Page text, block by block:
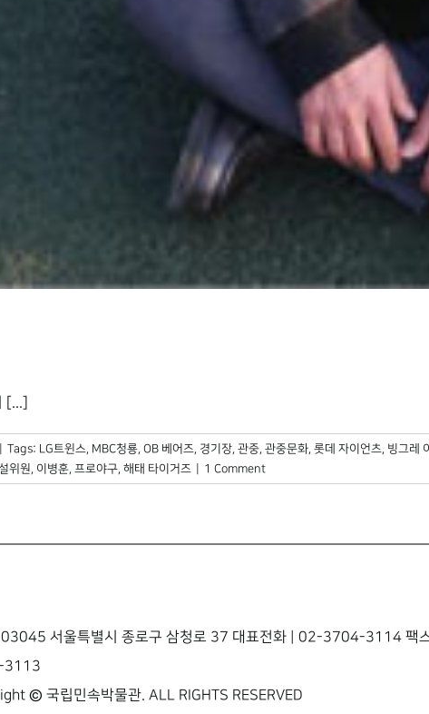
[...]
Tags: LG트윈스, MBC청룡, OB 베어즈, 경기장, 관중, 관중문화, 롯데 자이언츠, 빙그레
위원, 이병훈, 프로야구, 해태 타이거즈 1 Comment
03045 서울특별시 종로구 삼청로 37 대표전화 | 02-3704-3114 팩
3113
© 국립민속박물관. ALL RIGHTS RESERVED